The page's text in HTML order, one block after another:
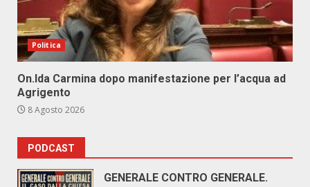
Politica
On.Ida Carmina dopo manifestazione per l’acqua ad
Agrigento
8 Agosto 2026
PODCAST
GENERALE CONTRO GENERALE.